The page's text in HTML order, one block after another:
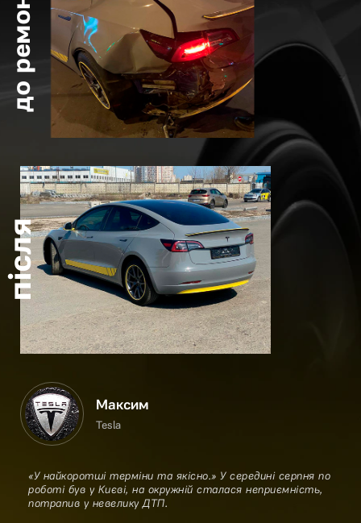
до ремонту
після
Максим
Tesla
«У найкоротші терміни та якісно.» У середині серпня по
роботі був у Києві, на окружній сталася неприємність,
потрапив у невелику ДТП.